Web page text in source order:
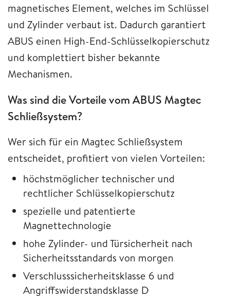
magnetisches Element, welches im Schlüssel
und Zylinder verbaut ist. Dadurch garantiert
ABUS einen High-End-Schlüsselkopierschutz
und komplettiert bisher bekannte
Mechanismen.
Was sind die Vorteile vom ABUS Magtec
Schließsystem?
Wer sich für ein Magtec Schließsystem
entscheidet, profitiert von vielen Vorteilen:
höchstmöglicher technischer und
rechtlicher Schlüsselkopierschutz
spezielle und patentierte
Magnettechnologie
hohe Zylinder- und Türsicherheit nach
Sicherheitsstandards von morgen
Verschlusssicherheitsklasse 6 und
Angriffswiderstandsklasse D